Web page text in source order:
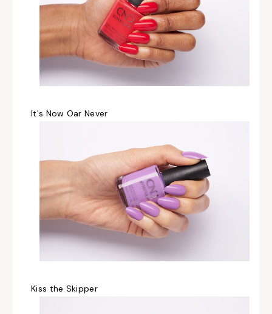
It's Now Oar Never
Kiss the Skipper